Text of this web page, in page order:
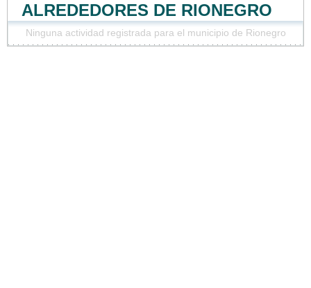
ALREDEDORES DE RIONEGRO
Ninguna actividad registrada para el municipio de Rionegro